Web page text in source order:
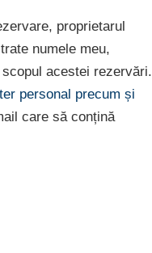
proprietarul
numele meu,
acestei rezervări.
personal precum și
care să conțină